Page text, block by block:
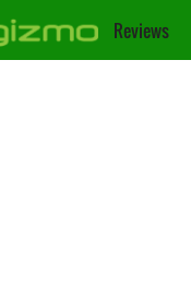
Reviews